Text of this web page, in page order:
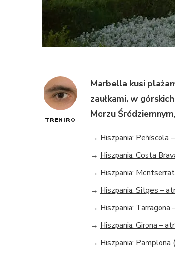
TRENIRO
Marbella kusi
zaułkami, w
Morzu Śródziemnym,
→ Hiszpania: Peñíscola
→ Hiszpania: Costa
→ Hiszpania:
→ Hiszpania: Sitges –
→ Hiszpania:
→ Hiszpania: Girona –
→ Hiszpania: